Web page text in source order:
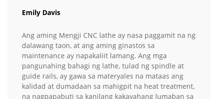
Emily Davis
Ang aming Mengji CNC lathe ay nasa paggamit na ng
dalawang taon, at ang aming ginastos sa
maintenance ay napakaliit lamang. Ang mga
pangunahing bahagi ng lathe, tulad ng spindle at
guide rails, ay gawa sa materyales na mataas ang
kalidad at dumadaan sa mahigpit na heat treatment,
na nagpapabuti sa kanilang kakayahang lumaban sa